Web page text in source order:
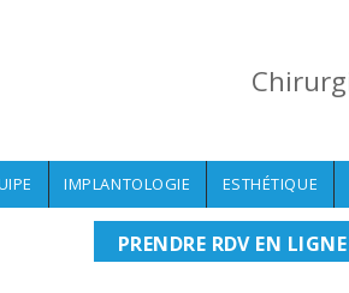
IMPLANTOLOGIE ESTHÉTIQUE
PRENDRE RDV EN LIGNE